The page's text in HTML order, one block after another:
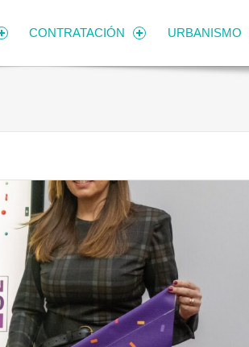
CONTRATACIÓN URBANISMO